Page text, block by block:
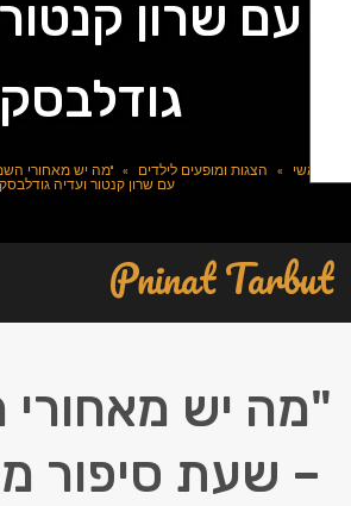
עם שרון קנטור
גודלבסקי
הצגות ומופעים לילדים » "מה יש מאחורי השמים" –
עם שרון קנטור ועדיה גודלבסקי
Pninat
יש מאחורי
שעת סיפור